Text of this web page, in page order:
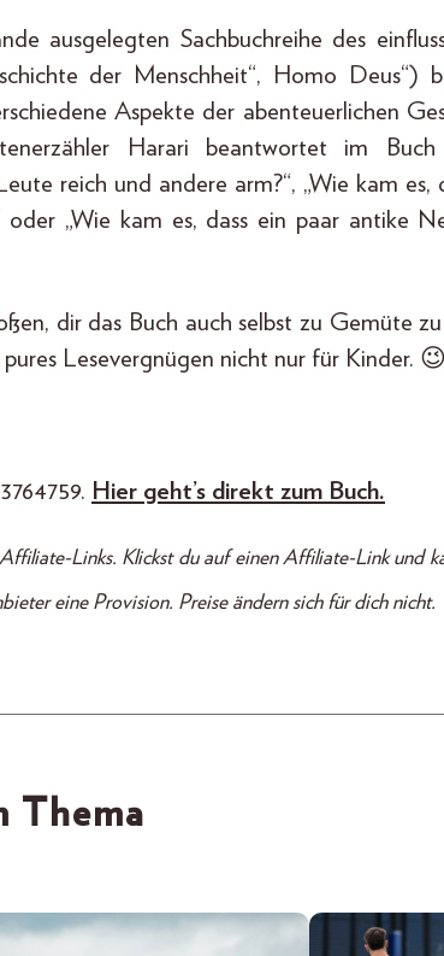
ausgelegten Sachbuchreihe des
der Menschheit“, Homo Deus“)
Aspekte der abenteuerlichen
Harari beantwortet im Buch
reich und andere arm?“, „Wie kam es,
„Wie kam es, dass ein paar antike
dir das Buch auch selbst zu Gemüte
Lesevergnügen nicht nur für Kinder. 😉
Hier geht’s direkt zum Buch.
Links. Klickst du auf einen Affiliate-Link und
eine Provision. Preise ändern sich für dich nicht.
Thema